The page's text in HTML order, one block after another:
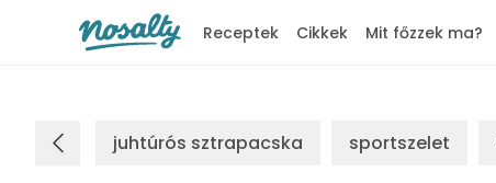
Receptek Cikkek Mit főzzek ma?
juhtúrós sztrapacska sportszelet